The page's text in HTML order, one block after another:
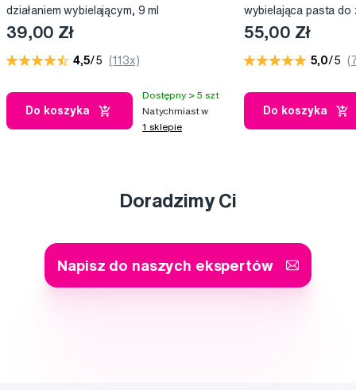
działaniem wybielającym, 9 ml
39,00 Zł
4,5/5 (113x)
Do koszyka
Dostępny > 5 szt
Natychmiast w
1 sklepie
wybielająca pasta do
55,00 Zł
5,0/5
Do koszyka
Doradzimy Ci
Napisz do naszych ekspertów